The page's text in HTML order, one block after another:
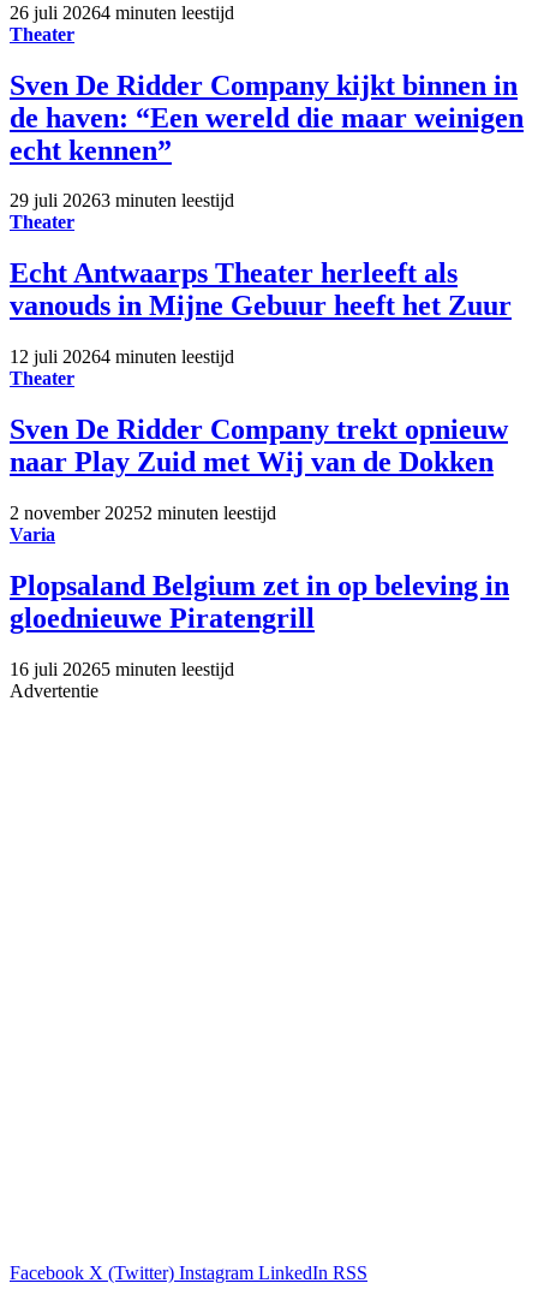
26 juli 20264 minuten leestijd
Theater
Sven De Ridder Company kijkt binnen in
de haven: “Een wereld die maar weinigen
echt kennen”
29 juli 20263 minuten leestijd
Theater
Echt Antwaarps Theater herleeft als
vanouds in Mijne Gebuur heeft het Zuur
12 juli 20264 minuten leestijd
Theater
Sven De Ridder Company trekt opnieuw
naar Play Zuid met Wij van de Dokken
2 november 20252 minuten leestijd
Varia
Plopsaland Belgium zet in op beleving in
gloednieuwe Piratengrill
16 juli 20265 minuten leestijd
Advertentie
Facebook X (Twitter) Instagram LinkedIn RSS